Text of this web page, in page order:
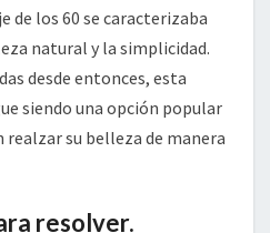
de los 60 se caracterizaba
natural y la simplicidad.
desde entonces, esta
siendo una opción popular
realzar su belleza de manera
resolver.